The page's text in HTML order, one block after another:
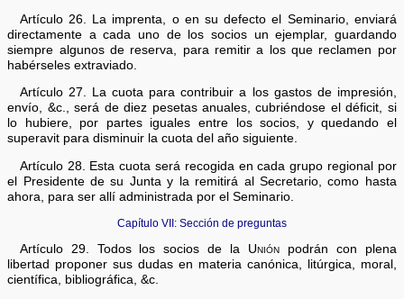
Artículo 26. La imprenta, o en su defecto el Seminario, enviará
directamente a cada uno de los socios un ejemplar, guardando
siempre algunos de reserva, para remitir a los que reclamen por
habérseles extraviado.
Artículo 27. La cuota para contribuir a los gastos de impresión,
envío, &c., será de diez pesetas anuales, cubriéndose el déficit, si
lo hubiere, por partes iguales entre los socios, y quedando el
superavit para disminuir la cuota del año siguiente.
Artículo 28. Esta cuota será recogida en cada grupo regional por
el Presidente de su Junta y la remitirá al Secretario, como hasta
ahora, para ser allí administrada por el Seminario.
Capítulo VII: Sección de preguntas
Artículo 29. Todos los socios de la Unión podrán con plena
libertad proponer sus dudas en materia canónica, litúrgica, moral,
científica, bibliográfica, &c.